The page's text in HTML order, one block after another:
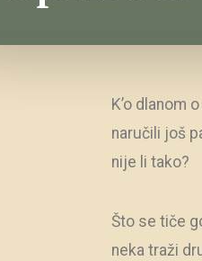
K’o dlanom
naručili još
nije li tako?
Što se tiče
neka traži